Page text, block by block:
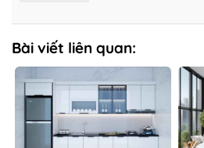
Bài viết liên quan: